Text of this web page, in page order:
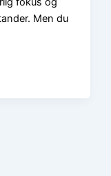
Men du